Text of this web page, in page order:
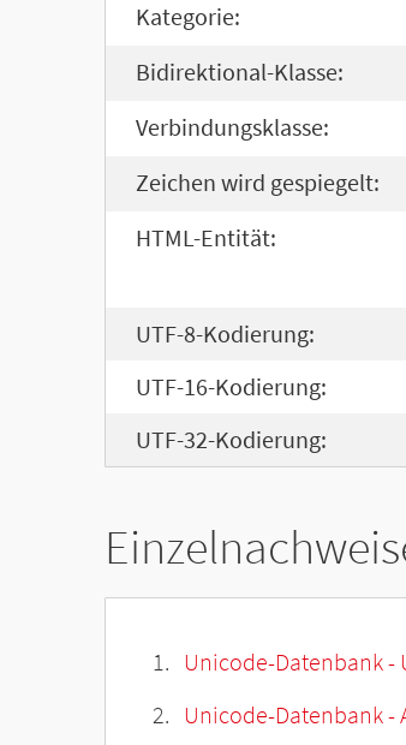
Kategorie:
Bidirektional-Klasse:
Verbindungsklasse:
Zeichen wird gespiegelt:
HTML-Entität:
UTF-8-Kodierung:
UTF-16-Kodierung:
UTF-32-Kodierung:
Unicode-Datenbank -
Unicode-Datenbank -